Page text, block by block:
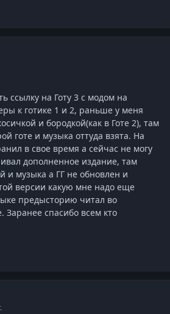
ссылку на Готу 3 с модом на
к готике 1 и 2, раньше у меня
и бородкой(как в Готе 2), там
готе и музыка оттуда взята. На
в свое время а сейчас не могу
дополненное издание, там
и музыка а ГГ не обновлен и
версии какую мне надо еще
предысторию читал во
Заранее спасибо всем кто